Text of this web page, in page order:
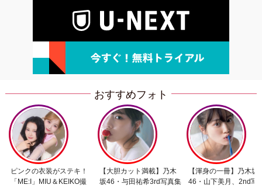
おすすめフォト
ピンクの衣装がステキ！
「ME:I」MIU＆KEIKO撮
【大胆カット満載】乃木
坂46・与田祐希3rd写真集
【渾身の一冊】乃木坂
46・山下美月、2nd写